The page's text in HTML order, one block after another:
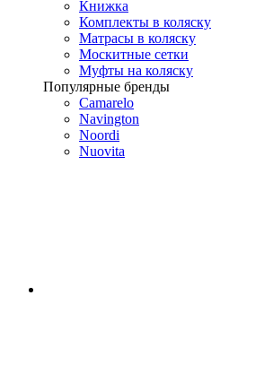
Книжка
Комплекты в коляску
Матрасы в коляску
Москитные сетки
Муфты на коляску
Популярные бренды
Camarelo
Navington
Noordi
Nuovita